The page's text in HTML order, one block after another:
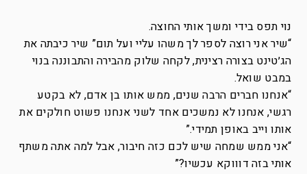
נוי תפס בידי ומשך אותי החוצה.
“שיר אני רוצה לספר לך משהו עליי ועל תום” שיר כיבתה את
הג׳טינט בצורה רצינית, לקחה שלוק מהבירה והתבוננה בנוי
במבט שואל.
“אנחנו חברים הרבה שנים, ממש אותו בן אדם, לא בקטע
רגשי, אנחנו לא נמשכים אחד לשני אנחנו פשוט חולקים את
אותו וייב באופן תמידי.”
“אני ממש שמחה שיש לכם כזה חיבור, אבל למה אתה משתף
אותי בזה דוווקא עכשיו?”